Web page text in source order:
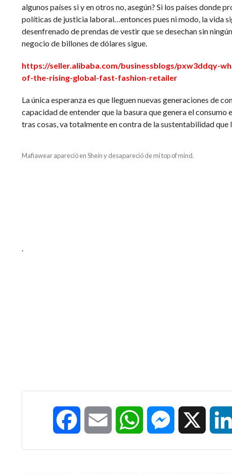
algunos países si y en otros no, asegún? Si los países donde
políticas de justicia laboral…entonces pues ni modo, la vida
desenfrenado de prendas de vestir que se desechan sin
negocio de billones de dólares sigue.
https://seller.alibaba.com/businessblogs/pxw3ddqy-
of-the-rising-global-fast-fashion-retailer
La única esperanza es que lleguen nuevas generaciones de
capacidad de entender que la basura que genera el consumo
tras cosas, va totalmente en contra de la sustentabilidad que
Mafiawear apareció en Shein y desapareció de mi top of mind.
.
Facebook Email WhatsAppMessenger